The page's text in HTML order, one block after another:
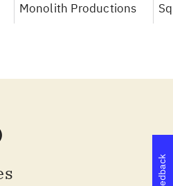
Monolith Productions
Feedback